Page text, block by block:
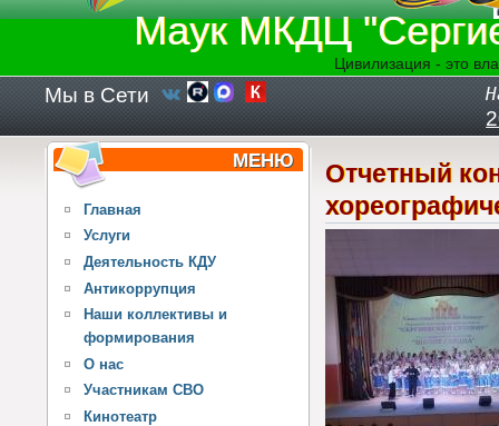
Маук МКДЦ
Цивилизация - это
Мы в Сети
МЕНЮ
Главная
Услуги
Деятельность КДУ
Антикоррупция
Наши коллективы и
формирования
О нас
Участникам СВО
Кинотеатр
Отчетный